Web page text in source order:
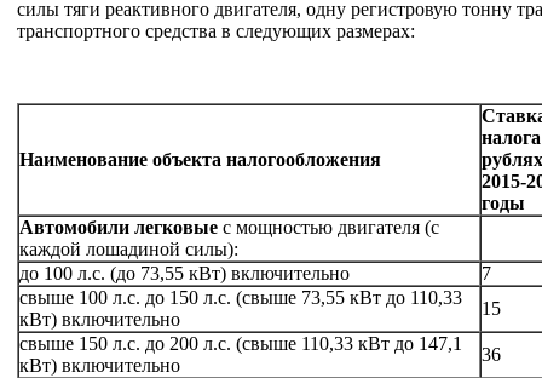
силы тяги реактивного двигателя, одну регистровую тонну
транспортного средства в следующих размерах:
Наименование объекта налогообложения
2015-
годы
Автомобили легковые с мощностью двигателя (с
каждой лошадиной силы):
до 100 л.с. (до 73,55 кВт) включительно
7
свыше 100 л.с. до 150 л.с. (свыше 73,55 кВт до 110,33
кВт) включительно
15
свыше 150 л.с. до 200 л.с. (свыше 110,33 кВт до 147,1
кВт) включительно
36